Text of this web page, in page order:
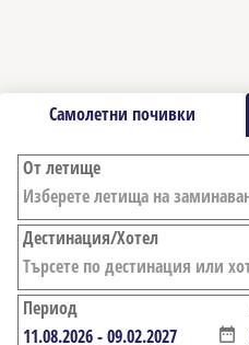
Самолетни почивки
От летище
Дестинация/Хотел
Период